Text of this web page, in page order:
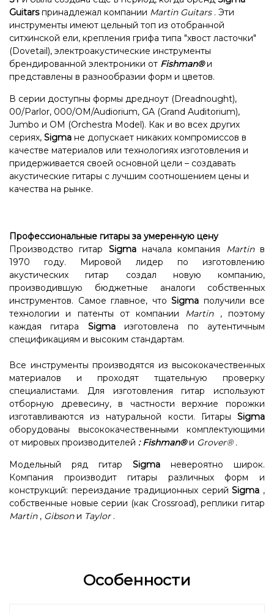
Guitarsпринадлежал компании Martin Guitars. Эти
инструменты имеют цельный топ из отобранной
ситхинской ели, крепления грифа типа "хвост ласточки"
(Dovetail), электроакустические инструменты
брендированной электроники от Fishman®и
представлены в разнообразии форм и цветов.
В серии доступны формы дредноут (Dreadnought),
00/Parlor, 000/OM/Audiorium, GA (Grand Auditorium),
Jumbo и OM (Orchestra Model). Как и во всех других
сериях, Sigma не допускает никаких компромиссов в
качестве материалов или технологиях изготовления и
придерживается своей основной цели – создавать
акустические гитары с лучшим соотношением цены и
качества на рынке.
Профессиональные гитары за умеренную цену
Производство гитар Sigmaначала компания Martinв
1970 году. Мировой лидер по изготовлению
акустических гитар создал новую компанию,
производившую бюджетные аналоги собственных
инструментов. Самое главное, что Sigma получили все
технологии и патенты от компании Martin, поэтому
каждая гитара Sigmaизготовлена ​​по аутентичным
спецификациям и высоким стандартам.
Все инструменты производятся из высококачественных
материалов и проходят тщательную проверку
специалистами. Для изготовления гитар используют
отборную древесину, в частности верхние порожки
изготавливаются из натуральной кости. Гитары Sigma
оборудованы высококачественными комплектующими
от мировых производителей :Fishman® и Grover® .
Модельный ряд гитар Sigma невероятно широк.
Компания производит гитары различных форм и
конструкций: переиздание традиционных серийSigma ,
собственные новые серии (как Crossroad), реплики гитар
Martin, Gibsonи Taylor.
Особенности